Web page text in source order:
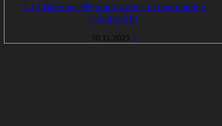
1:12 Batwing ’89 von JazzInc. Crowdfunding
erfolgreich!
30.11.2025 8